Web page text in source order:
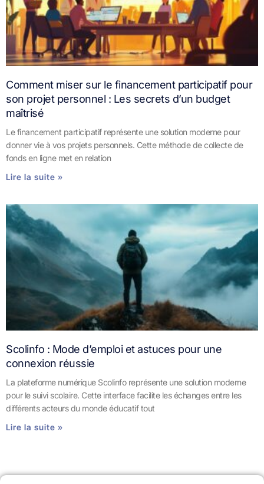
Comment miser sur le financement participatif pour
son projet personnel : Les secrets d’un budget
maîtrisé
Le financement participatif représente une solution moderne pour
donner vie à vos projets personnels. Cette méthode de collecte de
fonds en ligne met en relation
Lire la suite »
Scolinfo : Mode d’emploi et astuces pour une
connexion réussie
La plateforme numérique Scolinfo représente une solution moderne
pour le suivi scolaire. Cette interface facilite les échanges entre les
différents acteurs du monde éducatif tout
Lire la suite »